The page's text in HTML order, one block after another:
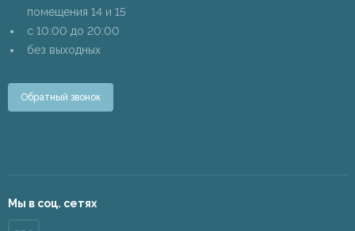
помещения 14 и 15
c 10:00 до 20:00
без выходных
Обратный звонок
Мы в соц. сетях